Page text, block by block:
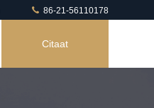
86-21-56110178
Citaat